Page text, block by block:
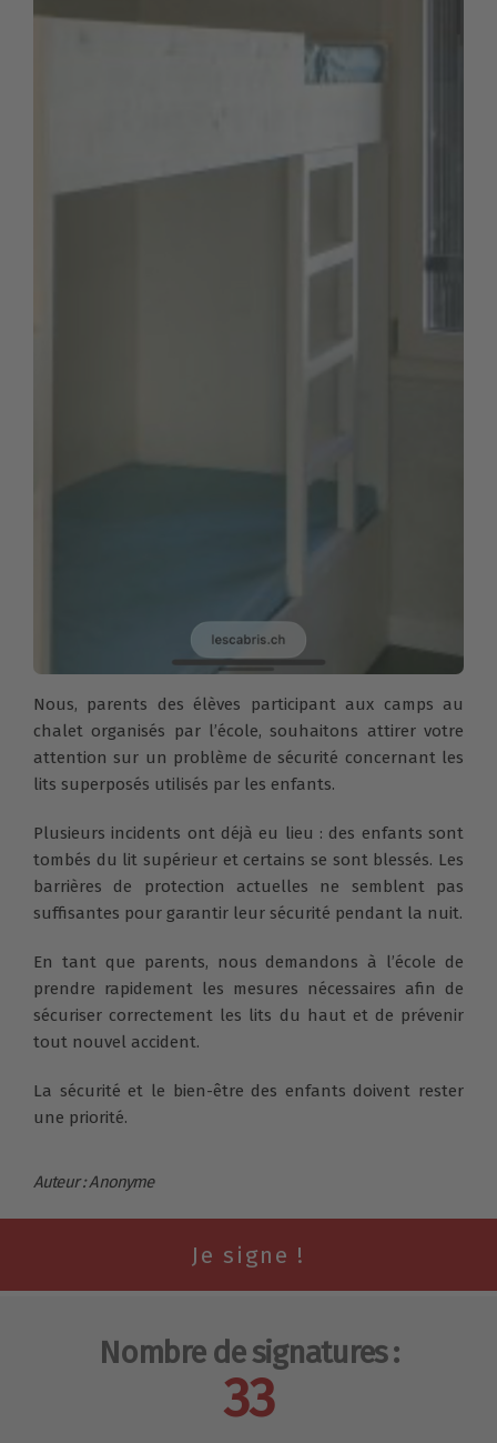
Nous, parents des élèves participant aux camps au
chalet organisés par l’école, souhaitons attirer votre
attention sur un problème de sécurité concernant les
lits superposés utilisés par les enfants.
Plusieurs incidents ont déjà eu lieu : des enfants sont
tombés du lit supérieur et certains se sont blessés. Les
barrières de protection actuelles ne semblent pas
suffisantes pour garantir leur sécurité pendant la nuit.
En tant que parents, nous demandons à l’école de
prendre rapidement les mesures nécessaires afin de
sécuriser correctement les lits du haut et de prévenir
tout nouvel accident.
La sécurité et le bien-être des enfants doivent rester
une priorité.
Auteur : Anonyme
Nombre de signatures :
33